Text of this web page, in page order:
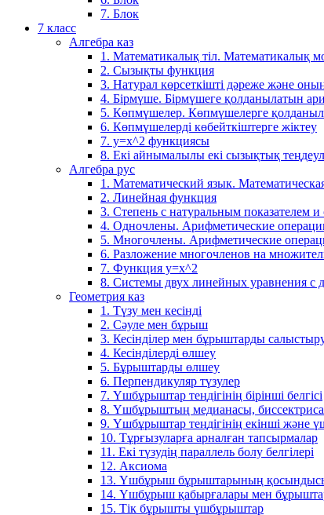
7. Блок
7 класс
Алгебра каз
1. Математикалық тіл. Математикалық
2. Сызықты функция
3. Натурал көрсеткішті дәреже және оның
4. Бірмүше. Бірмүшеге қолданылатын
5. Көпмүшелер. Көпмүшелерге
6. Көпмүшелерді көбейткіштерге жіктеу
7. у=х^2 функциясы
8. Екі айнымалылы екі сызықтық
Алгебра рус
1. Математический язык.
2. Линейная функция
3. Степень с натуральным показателем и
4. Одночлены. Арифметические
5. Многочлены. Арифметические
6. Разложение многочленов на
7. Функция y=x^2
8. Системы двух линейных уравнения с
Геометрия каз
1. Түзу мен кесінді
2. Сәуле мен бұрыш
3. Кесінділер мен бұрыштарды
4. Кесінділерді өлшеу
5. Бұрыштарды өлшеу
6. Перпендикуляр түзулер
7. Үшбұрыштар теңдігінің бірінші белгісі
8. Үшбұрыштың медианасы,
9. Үшбұрыштар теңдігінің екінші және
10. Тұрғызуларға арналған тапсырмалар
11. Екі түзудің параллель болу белгілері
12. Аксиома
13. Үшбұрыш бұрыштарының
14. Үшбұрыш қабырғалары мен
15. Тік бұрышты үшбұрыштар